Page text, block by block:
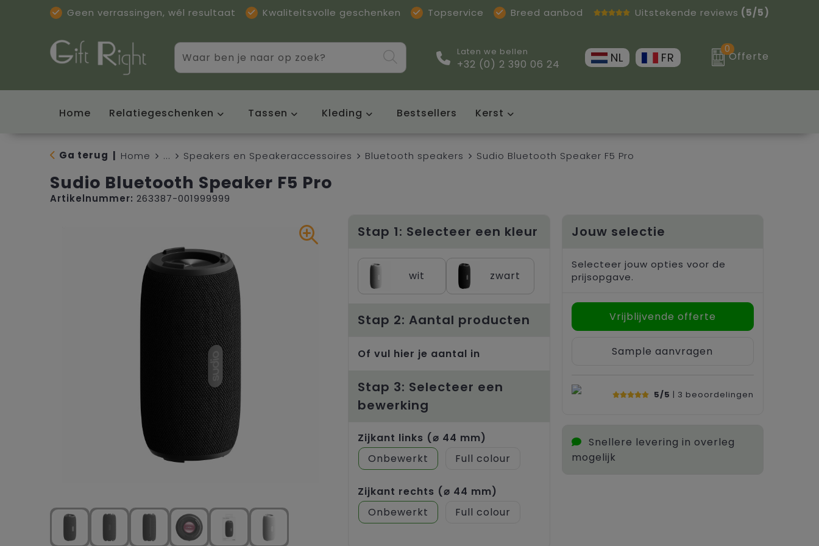
Geen verrassingen, wél resultaat Kwaliteitsvolle geschenken Topservice Breed aanbod Uitstekende reviews (5/5)
Laten we bellen
+32 (0) 2 390 06 24 NL FR
0
Offerte
Home Relatiegeschenken Tassen Kleding Bestsellers Kerst
Ga terug Home ... Speakers en Speakeraccessoires Bluetooth speakers Sudio Bluetooth Speaker F5 Pro
Sudio Bluetooth Speaker F5 Pro
Artikelnummer: 263387-001999999
Stap 1: Selecteer een kleur
wit zwart
Stap 2: Aantal producten
Of vul hier je aantal in
Stap 3: Selecteer een
bewerking
Zijkant links (⌀ 44 mm)
Onbewerkt
Full colour
Zijkant rechts (⌀ 44 mm)
Onbewerkt
Full colour
Jouw selectie
Selecteer jouw opties voor de
prijsopgave.
Vrijblijvende offerte
Sample aanvragen
5/5 | 3 beoordelingen
Snellere levering in overleg
mogelijk